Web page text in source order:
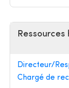
Ressources
Directeur/
Chargé de